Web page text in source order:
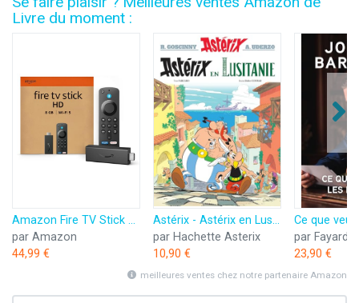
Livre du moment :
Amazon Fire TV Stick HD (Nouvelle génération) | TV gratuite et en direct, télécommande vocale Alexa, contrôle de la maison connectée, streaming HD
par Amazon
44,99 €
Astérix - Astérix en Lusitanie - n°41
par Hachette Asterix
10,90 €
par Fayard
23,90 €
meilleures ventes chez notre partenaire Amazon